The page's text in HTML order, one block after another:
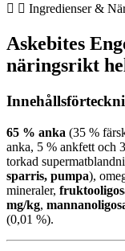
Ingredienser &
Askebites
näringsrikt
65 % anka (35 %
anka, 5 % ankfett och
torkad
sparris, pumpa),
mineraler,
mg/kg,
(0,01 %).